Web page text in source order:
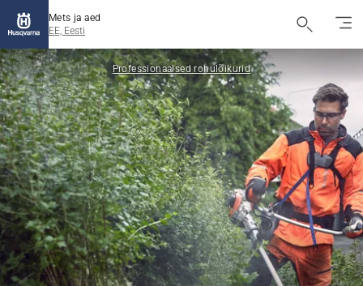
Mets ja aed
EE, Eesti
Professionaalsed rohulõikurid